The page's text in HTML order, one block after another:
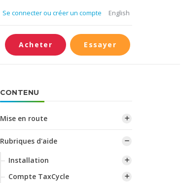
Se connecter ou créer un compte English
Acheter Essayer
CONTENU
Mise en route
Rubriques d'aide
Installation
Compte TaxCycle